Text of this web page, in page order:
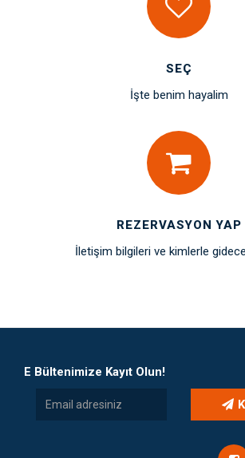
SEÇ
İşte benim hayalim
REZERVASYON YAP
İletişim bilgileri ve kimlerle
E Bültenimize Kayıt Olun!